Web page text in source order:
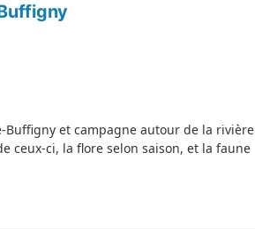
Buffigny et campagne autour de la rivière
ceux-ci, la flore selon saison, et la faune